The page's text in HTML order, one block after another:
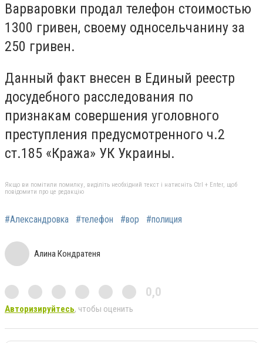
Варваровки продал телефон стоимостью
1300 гривен, своему односельчанину за
250 гривен.
Данный факт внесен в Единый реестр
досудебного расследования по
признакам совершения уголовного
преступления предусмотренного ч.2
ст.185 «Кража» УК Украины.
Якщо ви помітили помилку, виділіть необхідний текст і натисніть Ctrl + Enter, щоб
повідомити про це редакцію
#Александровка #телефон #вор #полиция
Алина Кондратеня
0,0
Авторизируйтесь, чтобы оценить